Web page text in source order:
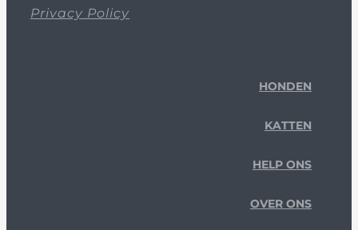
Privacy Policy
HONDEN
KATTEN
HELP ONS
OVER ONS